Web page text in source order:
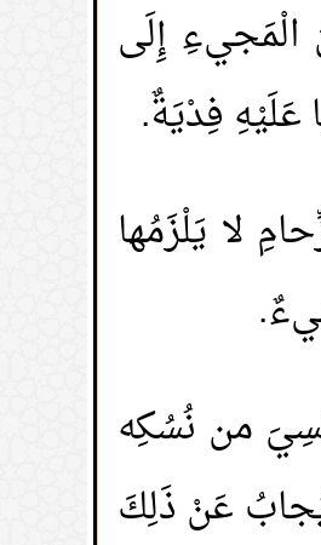
الْمَجيءِ إِلَى
عَلَيْهِ فِدْيَةٌ.
لا يَلْزَمُها
من نُسُكِه
عَنْ ذَلِكَ